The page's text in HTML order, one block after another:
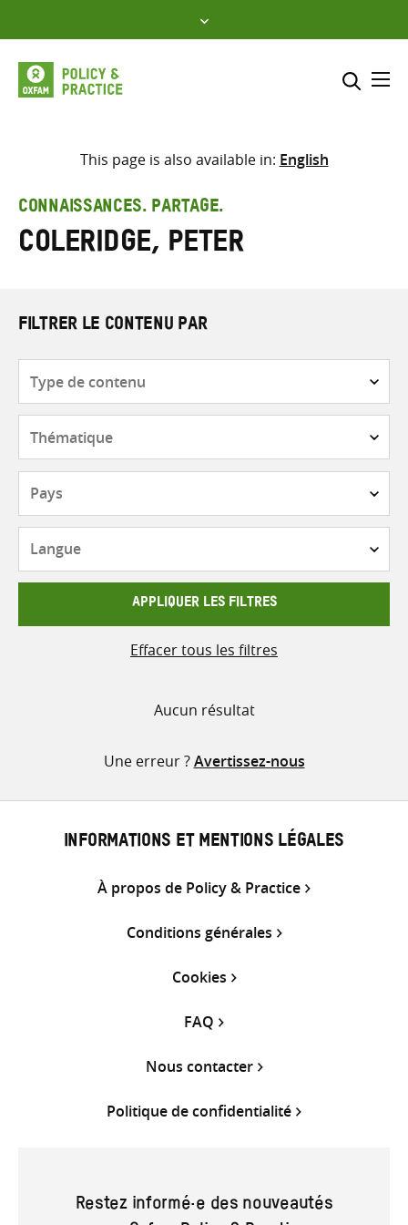
to
content
Sélectionner l’emplacement
Saisir
les
termes
This page is also available in: English
CONNAISSANCES. PARTAGE.
Coleridge, Peter
FILTRER LE CONTENU PAR
contenu
APPLIQUER LES FILTRES
Effacer tous les filtres
Aucun résultat
Une erreur ?Avertissez-nous
INFORMATIONS ET MENTIONS LÉGALES
À propos de Policy & Practice
Conditions générales
Cookies
FAQ
Nous contacter
Politique de confidentialité
Restez informé·e des nouveautés